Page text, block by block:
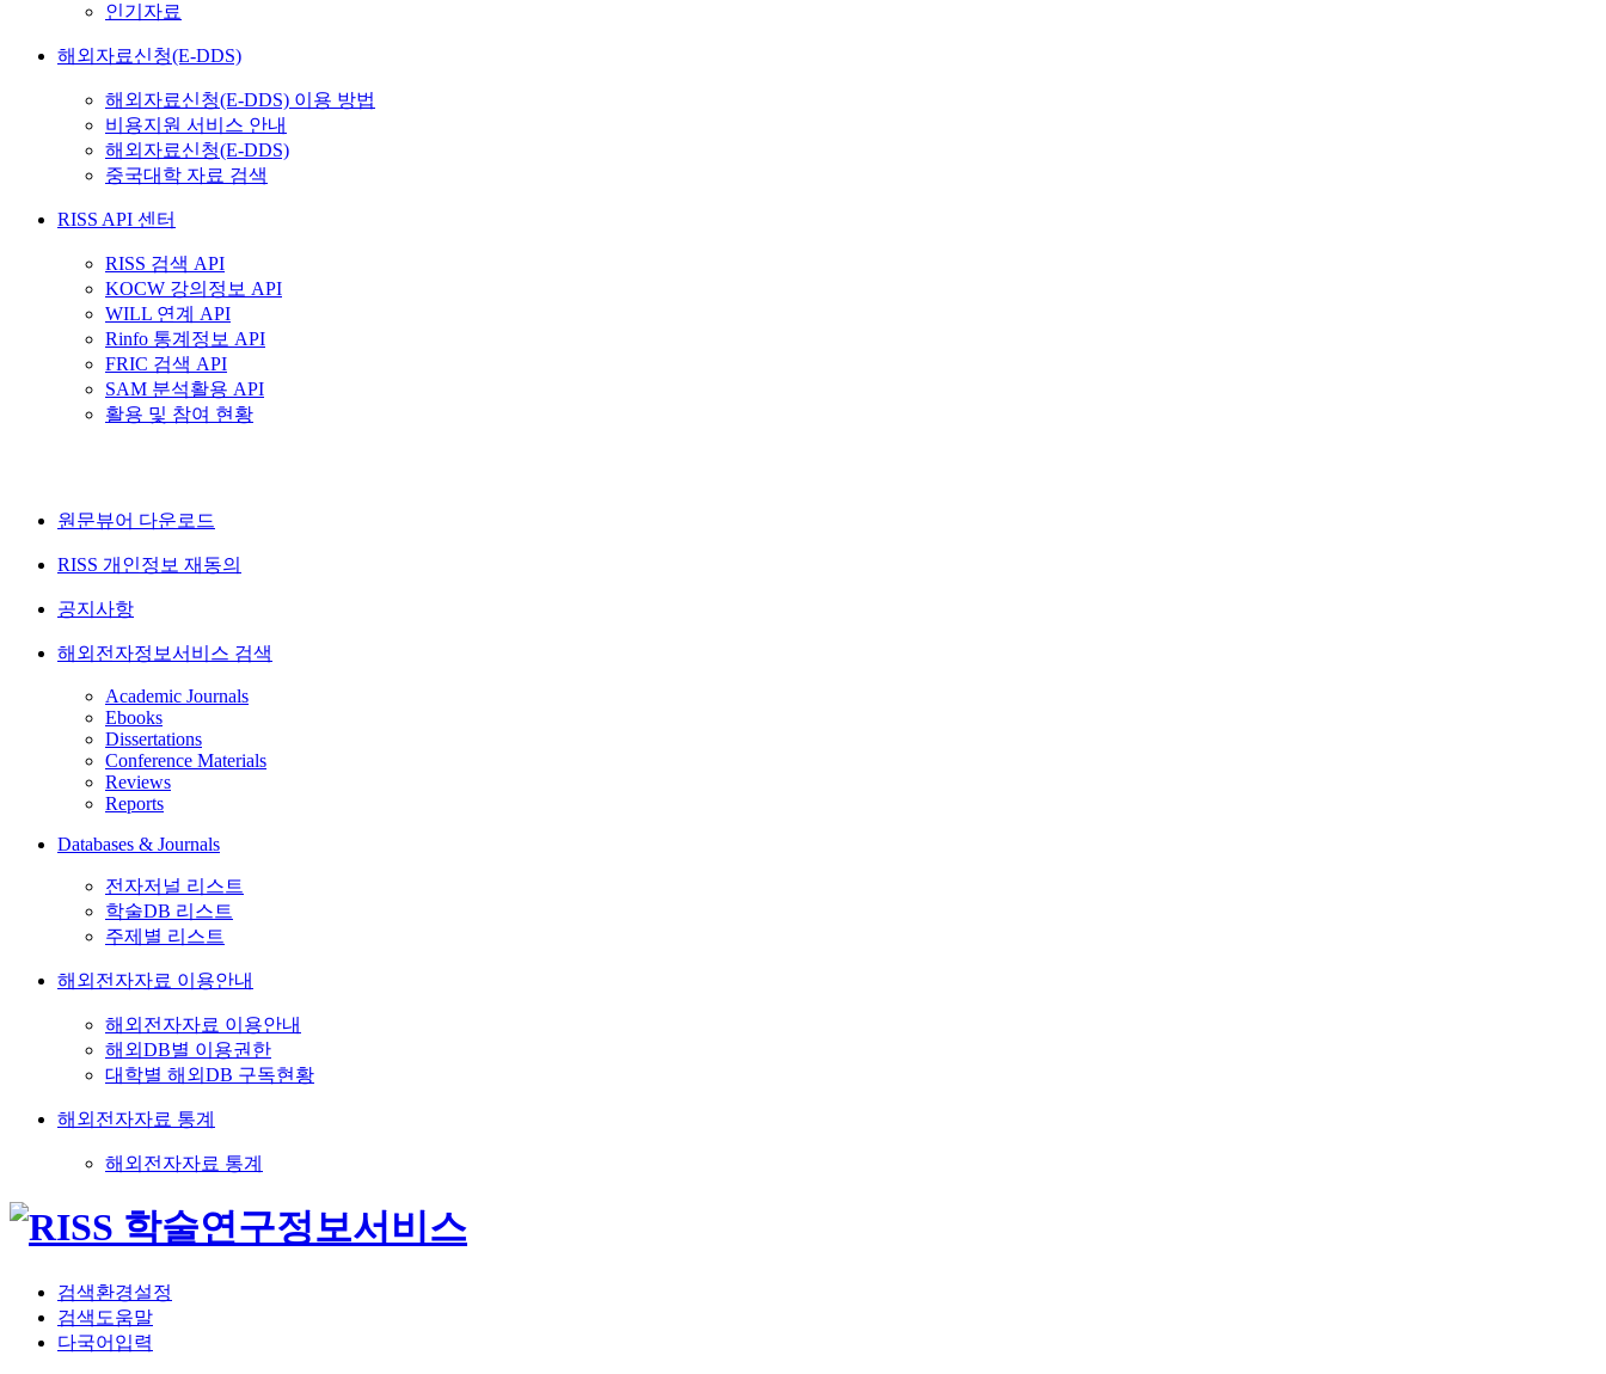
인기자료
해외자료신청(E-DDS)
해외자료신청(E-DDS) 이용 방법
비용지원 서비스 안내
해외자료신청(E-DDS)
중국대학 자료 검색
RISS API 센터
RISS 검색 API
KOCW 강의정보 API
WILL 연계 API
Rinfo 통계정보 API
FRIC 검색 API
SAM 분석활용 API
활용 및 참여 현황
원문뷰어 다운로드
RISS 개인정보 재동의
공지사항
해외전자정보서비스 검색
Academic Journals
Ebooks
Dissertations
Conference Materials
Reviews
Reports
Databases & Journals
전자저널 리스트
학술DB 리스트
주제별 리스트
해외전자자료 이용안내
해외전자자료 이용안내
해외DB별 이용권한
대학별 해외DB 구독현황
해외전자자료 통계
해외전자자료 통계
검색환경설정
검색도움말
다국어입력